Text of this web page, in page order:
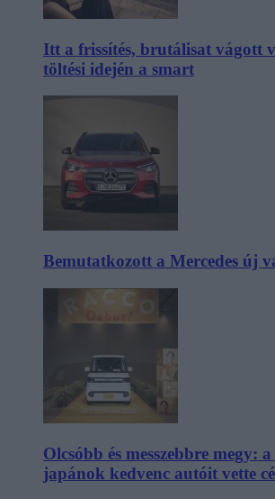
Itt a frissítés, brutálisat vágott
töltési idején a smart
Bemutatkozott a Mercedes új
Olcsóbb és messzebbre megy:
japánok kedvenc autóit vette